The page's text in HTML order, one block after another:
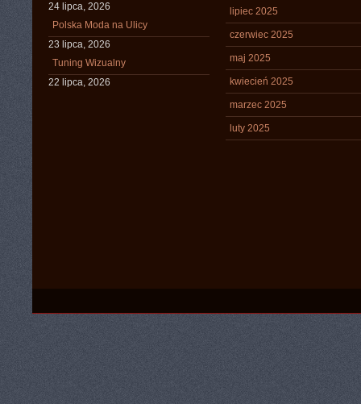
24 lipca, 2026
Polska Moda na Ulicy
23 lipca, 2026
Tuning Wizualny
22 lipca, 2026
lipiec 2025
czerwiec 2025
maj 2025
kwiecień 2025
marzec 2025
luty 2025